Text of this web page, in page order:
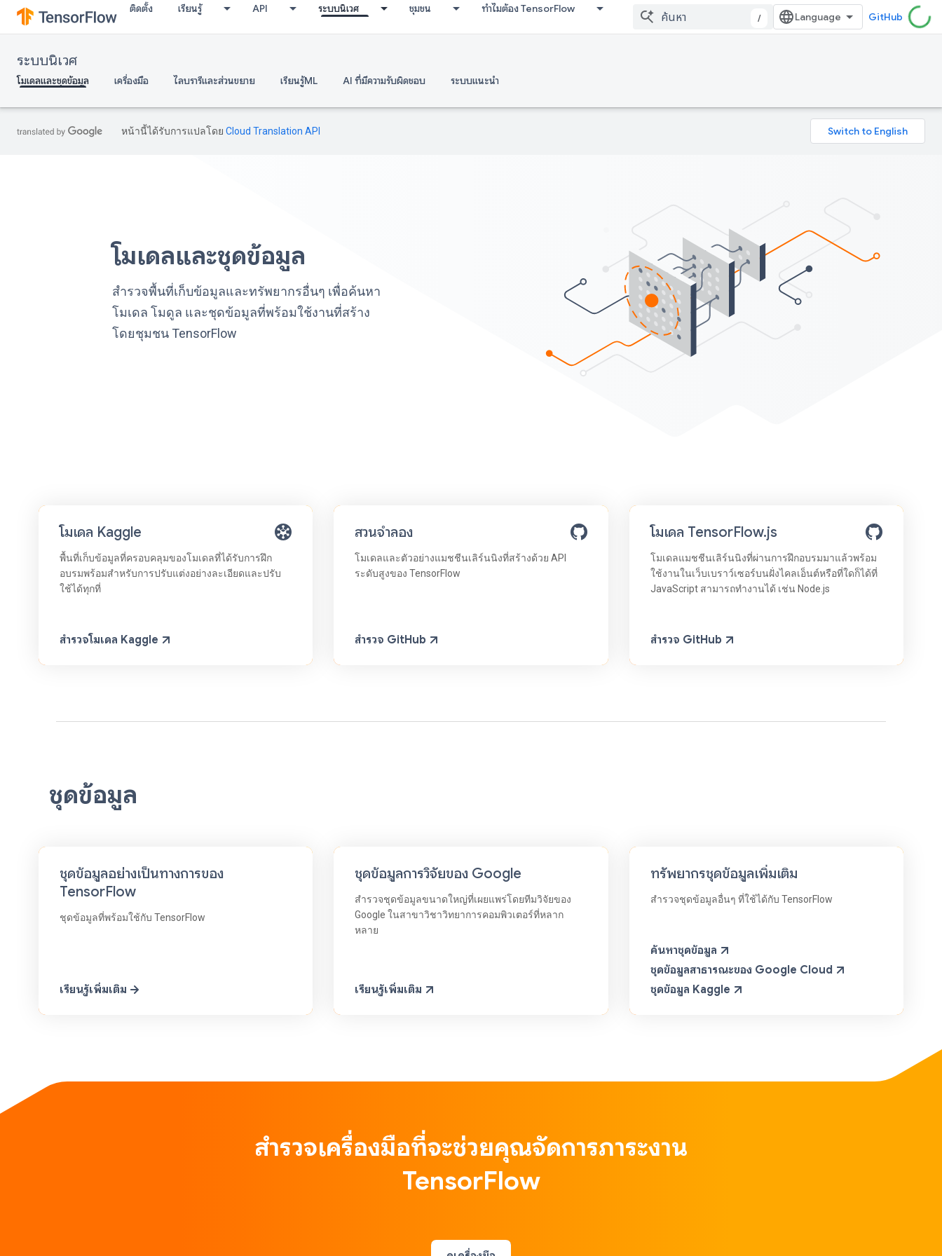
ติดตั้ง เรียนรู้ API ระบบนิเวศ ชุมชน ทำไมต้อง TensorFlow
/ GitHub
ระบบนิเวศ
โมเดลและชุดข้อมูล เครื่องมือ ไลบรารีและส่วนขยาย เรียนรู้ML AI ที่มีความรับผิดชอบ ระบบแนะนำ
หน้านี้ได้รับการแปลโดย Cloud Translation API
โมเดลและชุดข้อมูล
สำรวจพื้นที่เก็บข้อมูลและทรัพยากรอื่นๆ เพื่อค้นหา
โมเดล โมดูล และชุดข้อมูลที่พร้อมใช้งานที่สร้าง
โดยชุมชน TensorFlow
โมเดล Kaggle
พื้นที่เก็บข้อมูลที่ครอบคลุมของโมเดลที่ได้รับการฝึก
อบรมพร้อมสำหรับการปรับแต่งอย่างละเอียดและปรับ
ใช้ได้ทุกที่
สำรวจโมเดล Kaggle
สวนจำลอง
โมเดลและตัวอย่างแมชชีนเลิร์นนิงที่สร้างด้วย API
ระดับสูงของ TensorFlow
สำรวจ GitHub
โมเดล TensorFlow.js
โมเดลแมชชีนเลิร์นนิงที่ผ่านการฝึกอบรมมาแล้วพร้อม
ใช้งานในเว็บเบราว์เซอร์บนฝั่งไคลเอ็นต์หรือที่ใดก็ได้ที่
JavaScript สามารถทำงานได้ เช่น Node.js
สำรวจ GitHub
ชุดข้อมูล
ชุดข้อมูลอย่างเป็นทางการของ
TensorFlow
ชุดข้อมูลที่พร้อมใช้กับ TensorFlow
เรียนรู้เพิ่มเติม
ชุดข้อมูลการวิจัยของ Google
สำรวจชุดข้อมูลขนาดใหญ่ที่เผยแพร่โดยทีมวิจัยของ
Google ในสาขาวิชาวิทยาการคอมพิวเตอร์ที่หลาก
หลาย
เรียนรู้เพิ่มเติม
ทรัพยากรชุดข้อมูลเพิ่มเติม
สำรวจชุดข้อมูลอื่นๆ ที่ใช้ได้กับ TensorFlow
ค้นหาชุดข้อมูล
ชุดข้อมูลสาธารณะของ Google Cloud
ชุดข้อมูล Kaggle
สำรวจเครื่องมือที่จะช่วยคุณจัดการภาระงาน
TensorFlow